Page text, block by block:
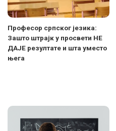
Професор српског језика:
Зашто штрајк у просвети НЕ
ДАЈЕ резултате и шта уместо
њега